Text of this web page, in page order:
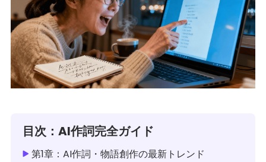
目次：AI作詞完全ガイド
第1章：AI作詞・物語創作の最新トレンド